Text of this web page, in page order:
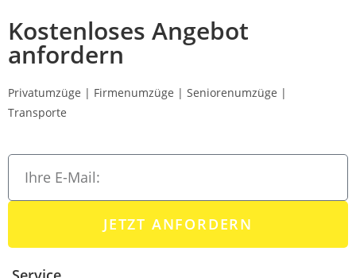
Kostenloses Angebot
anfordern
Privatumzüge | Firmenumzüge | Seniorenumzüge |
Transporte
JETZT ANFORDERN